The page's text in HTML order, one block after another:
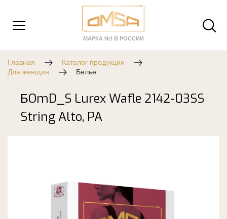
МАРКА №1 В РОССИИ
Главная
Каталог продукции
Для женщин
Белье
БOmD_S Lurex Wafle 2142-03SS
String Alto, PA